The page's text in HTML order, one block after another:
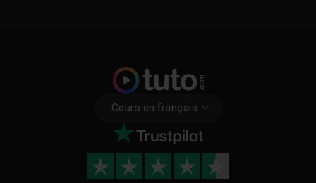
tutos Photoshop dédiés à la maîtrise de ses
tutos Photoshop gratuits
votre disposition. Ils sont réalisés par
aguerris qui abordent chaque point en
détail pour vous permettre de progresser en un temps
record. Si vous souhaitez maîtriser en intégralité ce
Cours en français